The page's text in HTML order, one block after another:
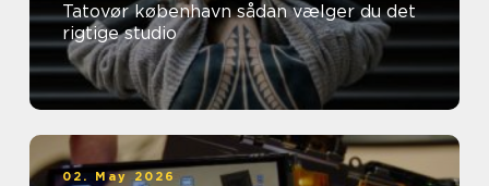
Tatovør københavn sådan vælger du det
rigtige studio
02. May 2026